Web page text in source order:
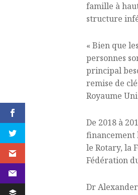
famille à
structure
« Bien que
personnes
principal
remise de
Royaume
De 2018 à
financement
le Rotary, la
Fédération
Dr